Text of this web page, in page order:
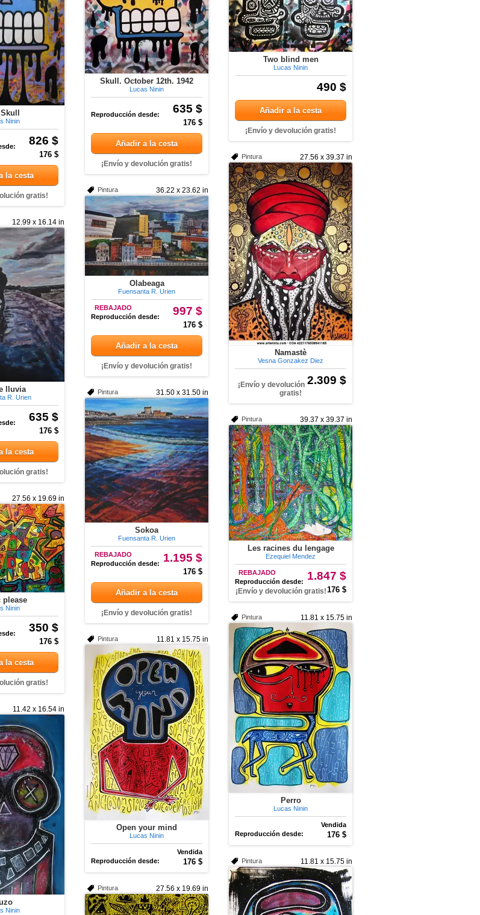
Ninin
826 $
176 $
la cesta
gratis!
Skull. October 12th. 1942
Lucas Ninin
635 $
Reproducción desde:
176 $
Añadir a la cesta
¡Envío y devolución gratis!
Two blind men
Lucas Ninin
490 $
Añadir a la cesta
¡Envío y devolución gratis!
27.56 x 39.37 in
Pintura
Namastè
Vesna Gonzakez Diez
2.309 $
¡Envío y devolución
gratis!
36.22 x 23.62 in
Pintura
Olabeaga
Fuensanta R. Urien
997 $
REBAJADO
Reproducción desde:
176 $
Añadir a la cesta
¡Envío y devolución gratis!
12.99 x 16.14 in
lluvia
R. Urien
635 $
176 $
la cesta
gratis!
31.50 x 31.50 in
Pintura
Sokoa
Fuensanta R. Urien
1.195 $
REBAJADO
Reproducción desde:
176 $
Añadir a la cesta
¡Envío y devolución gratis!
39.37 x 39.37 in
Pintura
Les racines du lengage
Ezequiel Mendez
1.847 $
REBAJADO
Reproducción desde:
176 $
¡Envío y devolución gratis!
27.56 x 19.69 in
please
Ninin
350 $
176 $
la cesta
gratis!
11.81 x 15.75 in
Pintura
Perro
Lucas Ninin
Vendida
Reproducción desde:
176 $
11.81 x 15.75 in
Pintura
Open your mind
Lucas Ninin
Vendida
Reproducción desde:
176 $
11.42 x 16.54 in
Ninin
11.81 x 15.75 in
Pintura
27.56 x 19.69 in
Pintura